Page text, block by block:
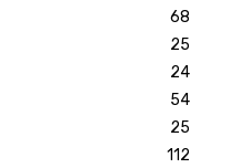
68
25
24
54
25
112